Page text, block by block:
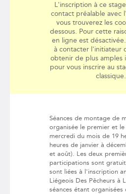
L'inscription à ce
contact préalable avec
vous trouverez les
dessous. Pour cette
en ligne est
à contacter l'initiateur
obtenir de plus amples
pour vous inscrire au
classique.
Séances de montage de
organisée le premier et
mercredi du mois de 19
heures de janvier à
et août). Les deux
participations sont
sont liées à l'inscription
Liégeois Des Pêcheurs à
séances étant organisées